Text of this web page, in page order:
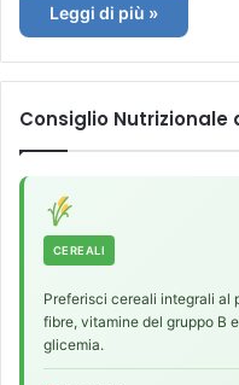
Leggi di più »
Consiglio Nutrizionale
CEREALI
Preferisci cereali integrali al
fibre, vitamine del gruppo B
glicemia.